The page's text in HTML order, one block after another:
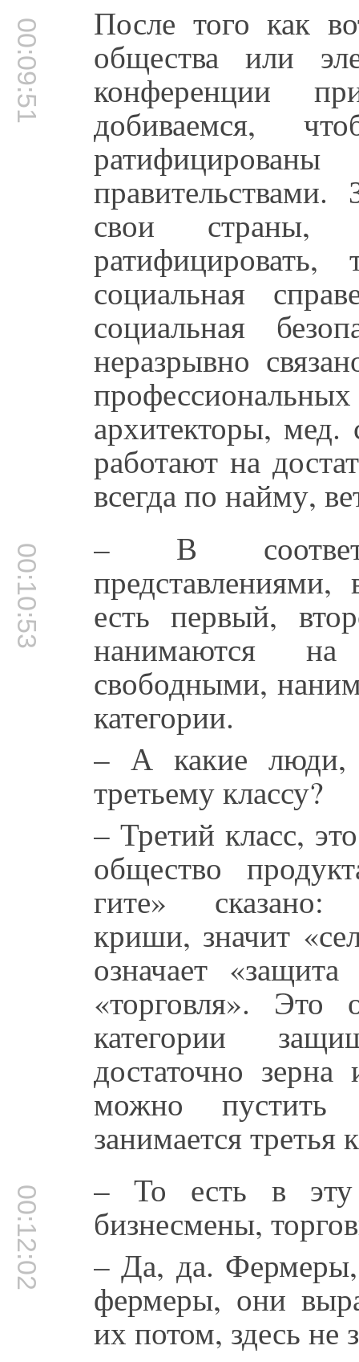
00:09:51 После того как
общества или
конференции
добиваемся,
свои страны,
ратифицировать,
социальная
социальная
неразрывно
архитекторы,
работают на
всегда по найму,
00:10:53 – В
есть первый,
нанимаются
свободными,
категории.
– А какие люди,
третьему классу?
– Третий класс,
общество
гите» сказано:
криши, значит
означает
«торговля». Это
категории
достаточно
можно
занимается третья
00:12:02 – То есть в эту
бизнесмены,
– Да, да.
фермеры, они
их потом, здесь